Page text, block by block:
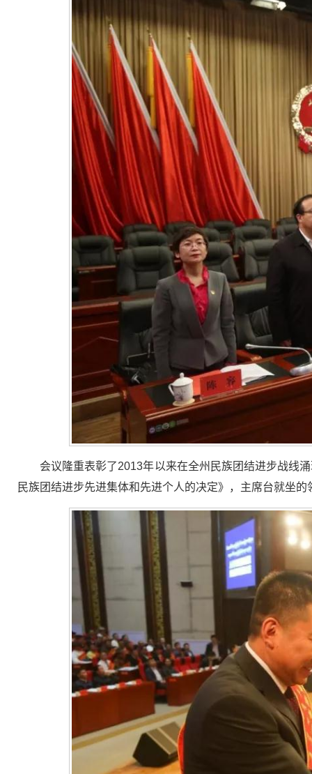
会议隆重表彰了2013年以来在全州民族团结进步战线
民族团结进步先进集体和先进个人的决定》，主席台就坐